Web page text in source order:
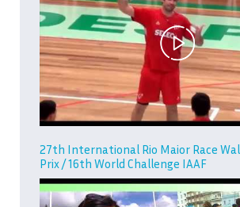
27th International Rio Maior Race
Prix / 16th World Challenge IAAF